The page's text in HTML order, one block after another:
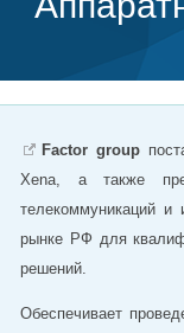
Factor group
Xena, а также
телекоммуникаций и
рынке РФ для
решений.
Обеспечивает